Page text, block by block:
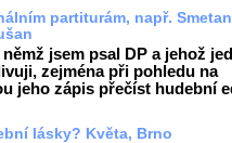
partiturám, např.
jsem psal DP a jehož
zejména při pohledu na
jeho zápis přečíst hudební
lásky? Květa, Brno